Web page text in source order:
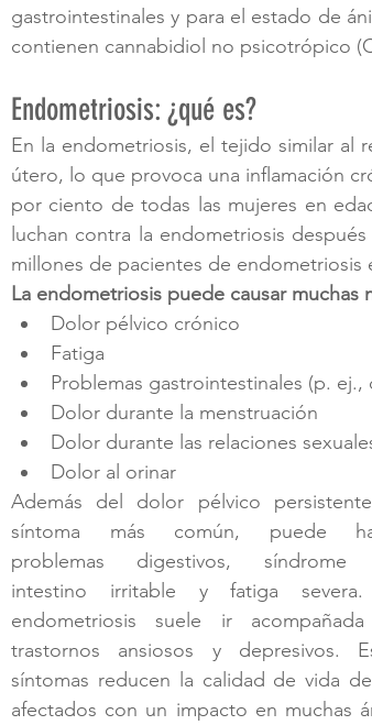
gastrointestinales y para el estado de
contienen cannabidiol no psicotrópico
Endometriosis: ¿qué es?
En la endometriosis, el tejido similar al
útero, lo que provoca una inflamación
por ciento de todas las mujeres en
luchan contra la endometriosis
millones de pacientes de endometriosis
La endometriosis puede causar muchas
Dolor pélvico crónico
Fatiga
Problemas gastrointestinales (p.
Dolor durante la menstruación
Dolor durante las relaciones
Dolor al orinar
Además del dolor pélvico
síntoma más común, puede
problemas digestivos, síndrome
intestino irritable y fatiga
endometriosis suele ir
trastornos ansiosos y depresivos.
síntomas reducen la calidad de vida
afectados con un impacto en muchas